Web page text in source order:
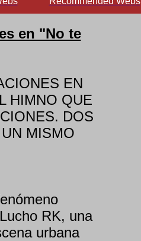
en "No te
EN
HIMNO QUE
DOS
MISMO
RK, una
urbana